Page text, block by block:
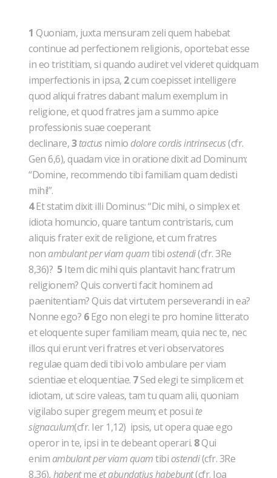
1 Quoniam, juxta mensuram zeli quem habebat
continue ad perfectionem religionis, oportebat esse
in eo tristitiam, si quando audiret vel videret quidquam
imperfectionis in ipsa, 2cum coepisset intelligere
quod aliqui fratres dabant malum exemplum in
religione, et quod fratres jam a summo apice
professionis suae coeperant
declinare,3 tactusnimio dolore cordis intrinsecus(cfr.
Gen 6,6), quadam vice in oratione dixit ad Dominum:
“Domine, recommendo tibi familiam quam dedisti
mihi!”.
4Et statim dixit illi Dominus: “Dic mihi, o simplex et
idiota homuncio, quare tantum contristaris, cum
aliquis frater exit de religione, et cum fratres
non ambulant per viam quamtibi ostendi(cfr. 3Re
8,36)? 5Item dic mihi quis plantavit hanc fratrum
religionem? Quis converti facit hominem ad
paenitentiam? Quis dat virtutem perseverandi in ea?
Nonne ego? 6Ego non elegi te pro homine litterato
et eloquente super familiam meam, quia nec te, nec
illos qui erunt veri fratres et veri observatores
regulae quam dedi tibi volo ambulare per viam
scientiae et eloquentiae. 7Sed elegi te simplicem et
idiotam, ut scire valeas, tam tu quam alii, quoniam
vigilabo super gregem meum; et posui te
signaculum(cfr. Ier 1,12) ipsis, ut opera quae ego
operor in te, ipsi in te debeant operari. 8Qui
enim ambulant per viam quamtibi ostendi(cfr. 3Re
8,36), habentme et abundatius habebunt(cfr. Ioa